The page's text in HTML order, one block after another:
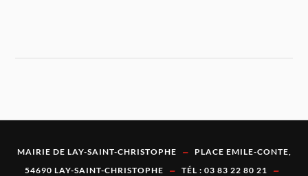
MAIRIE DE LAY-SAINT-CHRISTOPHE -
PLACE EMILE-CONTE,
54690 LAY-SAINT-CHRISTOPHE
- TÉL : 03 83 22 80 21 -